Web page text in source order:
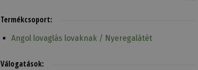
Termékcsoport:
Angol lovaglás lovaknak / Nyeregalátét
Válogatások: